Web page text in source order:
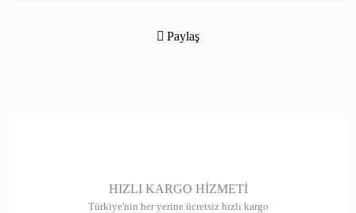
yetersiz gördüğünüz noktaları öneri formunu kullanarak tarafımıza
Ürün fiyatı diğer sitelerden daha pahalı.
Paylaş
HIZLI KARGO HİZMETİ
Türkiye'nin her yerine ücretsiz hızlı kargo